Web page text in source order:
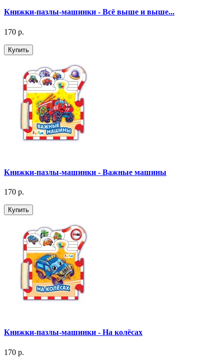
Книжки-пазлы-машинки - Всё выше и выше...
170 р.
Купить
Книжки-пазлы-машинки - Важные машины
170 р.
Купить
Книжки-пазлы-машинки - На колёсах
170 р.